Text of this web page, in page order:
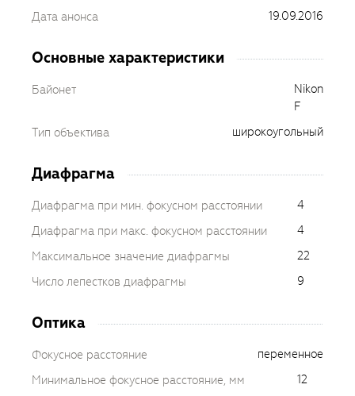
Дата анонса 19.09.2016
Основные характеристики
Байонет
Nikon
F
Тип объектива
широкоугольный
Диафрагма
Диафрагма при мин. фокусном расстоянии
4
Диафрагма при макс. фокусном расстоянии
4
Максимальное значение диафрагмы
22
Число лепестков диафрагмы
9
Оптика
Фокусное расстояние
переменное
Минимальное фокусное расстояние, мм
12